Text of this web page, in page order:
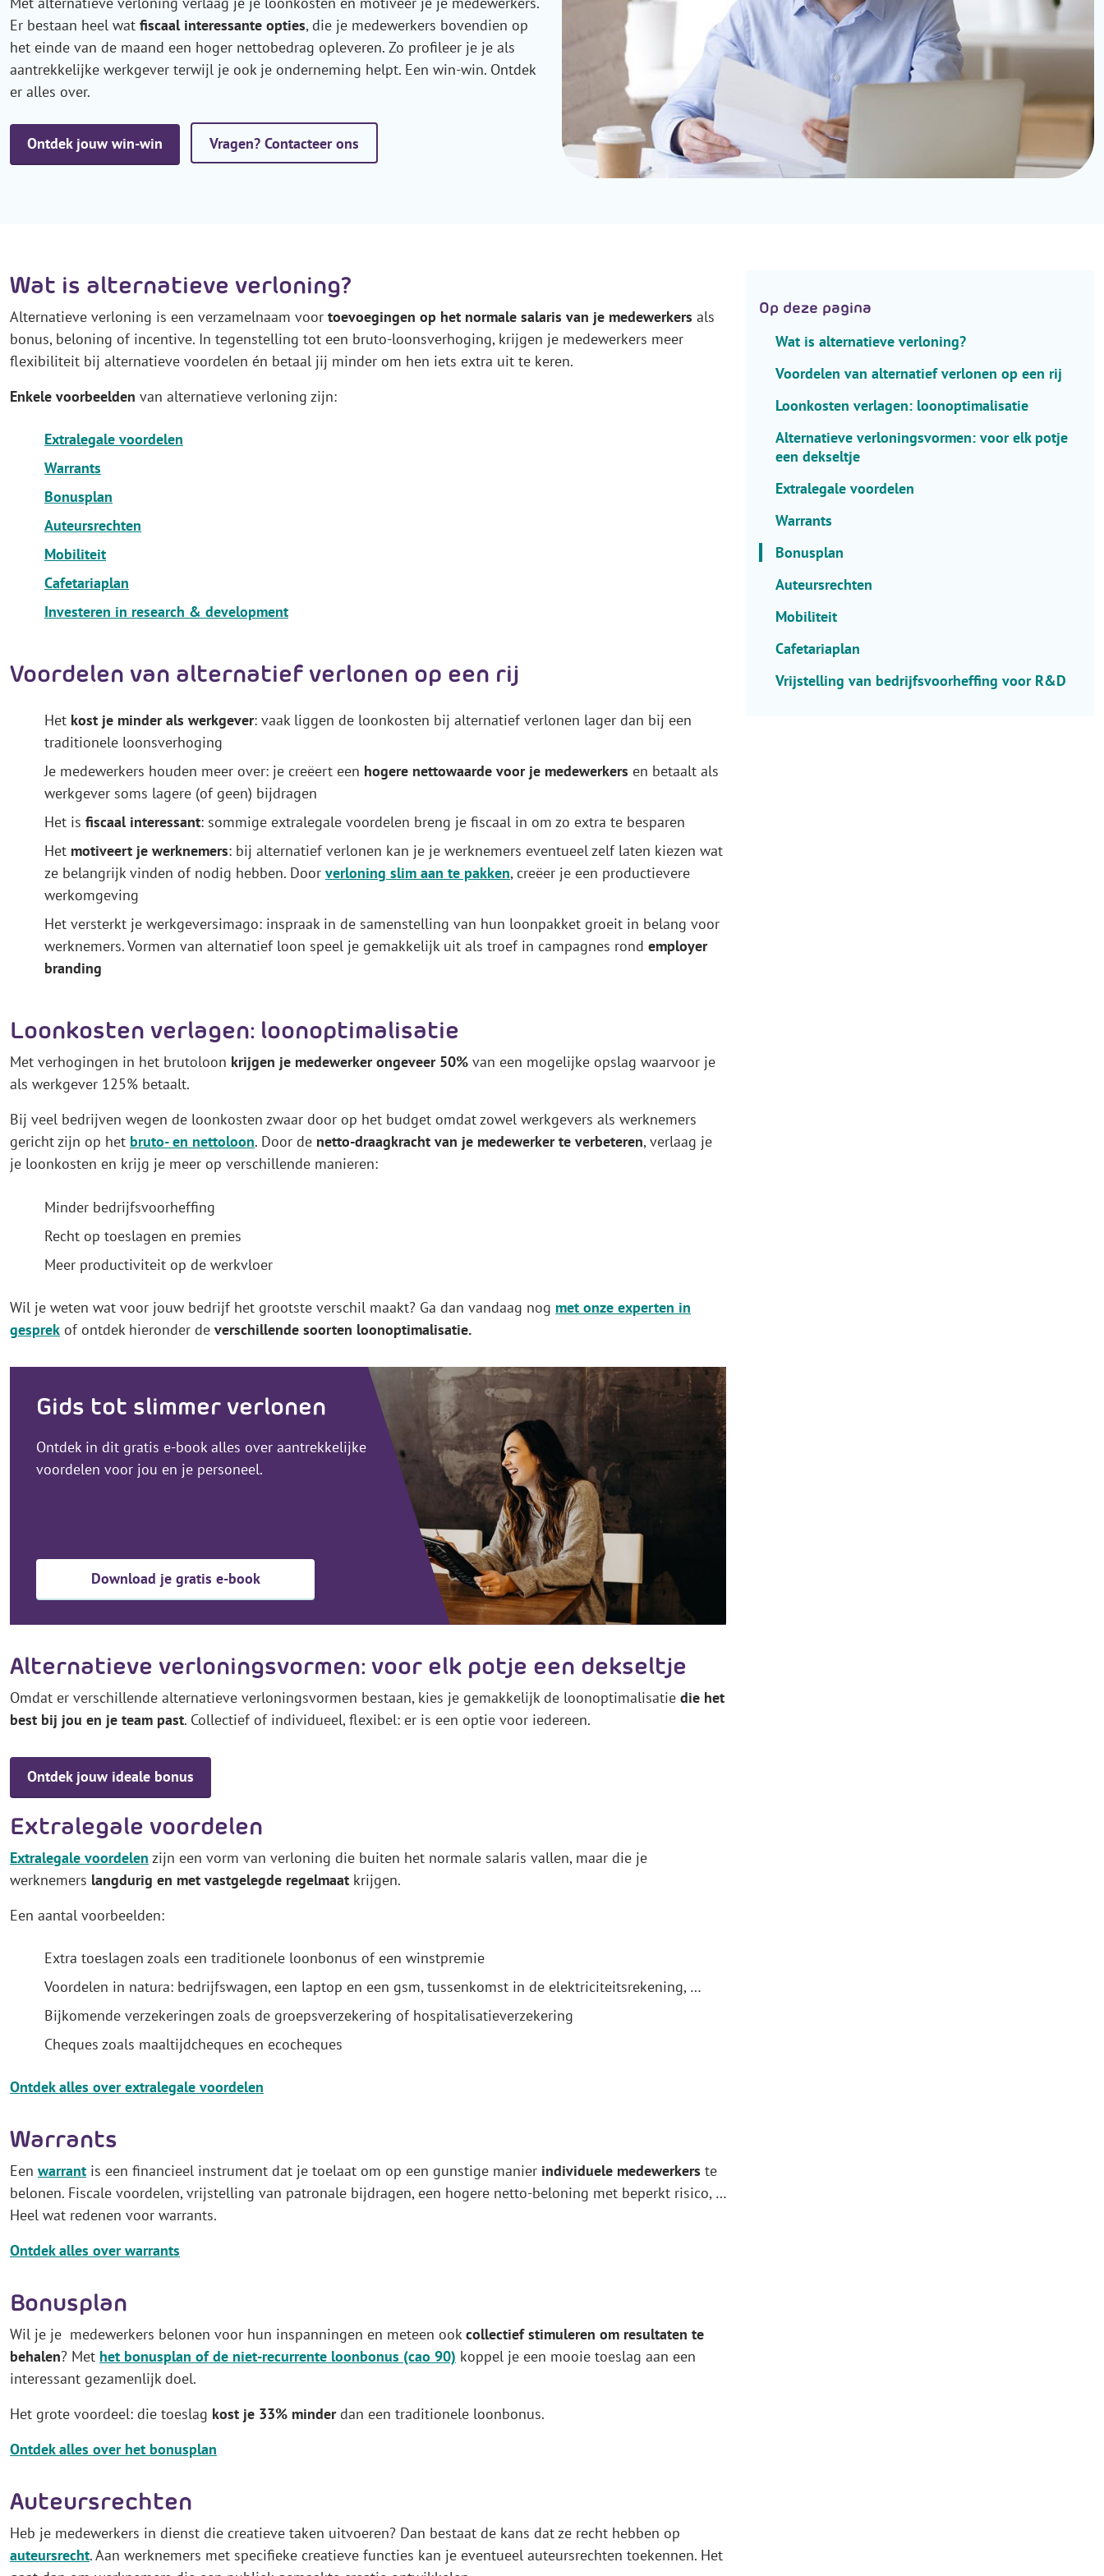
.
e
e
L
l
t
Er bestaan heel wat fiscaal interessante opties, die je medewerkers bovendien op
het einde van de maand een hoger nettobedrag opleveren. Zo profileer je je als
aantrekkelijke werkgever terwijl je ook je onderneming helpt. Een win-win. Ontdek
er alles over.
Ontdek jouw win-win Vragen? Contacteer ons
Wat is alternatieve verloning?
Alternatieve verloning is een verzamelnaam voor toevoegingen op het normale salaris van je medewerkers als
bonus, beloning of incentive. In tegenstelling tot een bruto-loonsverhoging, krijgen je medewerkers meer
flexibiliteit bij alternatieve voordelen én betaal jij minder om hen iets extra uit te keren.
Enkele voorbeelden van alternatieve verloning zijn:
Extralegale voordelen
Warrants
Bonusplan
Auteursrechten
Mobiliteit
Cafetariaplan
Investeren in research & development
Voordelen van alternatief verlonen op een rij
Het kost je minder als werkgever: vaak liggen de loonkosten bij alternatief verlonen lager dan bij een
traditionele loonsverhoging
Je medewerkers houden meer over: je creëert een hogere nettowaarde voor je medewerkers en betaalt als
werkgever soms lagere (of geen) bijdragen
Het is fiscaal interessant: sommige extralegale voordelen breng je fiscaal in om zo extra te besparen
Het motiveert je werknemers: bij alternatief verlonen kan je je werknemers eventueel zelf laten kiezen wat
ze belangrijk vinden of nodig hebben. Door verloning slim aan te pakken, creëer je een productievere
werkomgeving
Het versterkt je werkgeversimago: inspraak in de samenstelling van hun loonpakket groeit in belang voor
werknemers. Vormen van alternatief loon speel je gemakkelijk uit als troef in campagnes rond employer
branding
Loonkosten verlagen: loonoptimalisatie
Met verhogingen in het brutoloon krijgen je medewerker ongeveer 50% van een mogelijke opslag waarvoor je
als werkgever 125% betaalt.
Bij veel bedrijven wegen de loonkosten zwaar door op het budget omdat zowel werkgevers als werknemers
gericht zijn op het bruto- en nettoloon. Door de netto-draagkracht van je medewerker te verbeteren, verlaag je
je loonkosten en krijg je meer op verschillende manieren:
Minder bedrijfsvoorheffing
Recht op toeslagen en premies
Meer productiviteit op de werkvloer
Wil je weten wat voor jouw bedrijf het grootste verschil maakt? Ga dan vandaag nog met onze experten in
gesprek of ontdek hieronder de verschillende soorten loonoptimalisatie.
Gids tot slimmer verlonen
Ontdek in dit gratis e-book alles over aantrekkelijke
voordelen voor jou en je personeel.
Download je gratis e-book
Alternatieve verloningsvormen: voor elk potje een dekseltje
Omdat er verschillende alternatieve verloningsvormen bestaan, kies je gemakkelijk de loonoptimalisatie die het
best bij jou en je team past. Collectief of individueel, flexibel: er is een optie voor iedereen.
Ontdek jouw ideale bonus
Extralegale voordelen
Extralegale voordelen zijn een vorm van verloning die buiten het normale salaris vallen, maar die je
werknemers langdurig en met vastgelegde regelmaat krijgen.
Een aantal voorbeelden:
Extra toeslagen zoals een traditionele loonbonus of een winstpremie
Voordelen in natura: bedrijfswagen, een laptop en een gsm, tussenkomst in de elektriciteitsrekening, …
Bijkomende verzekeringen zoals de groepsverzekering of hospitalisatieverzekering
Cheques zoals maaltijdcheques en ecocheques
Ontdek alles over extralegale voordelen
Warrants
Een warrant is een financieel instrument dat je toelaat om op een gunstige manier individuele medewerkers te
belonen. Fiscale voordelen, vrijstelling van patronale bijdragen, een hogere netto-beloning met beperkt risico, …
Heel wat redenen voor warrants.
Ontdek alles over warrants
Bonusplan
Wil je je medewerkers belonen voor hun inspanningen en meteen ookcollectief stimuleren om resultaten te
behalen? Met het bonusplan of de niet-recurrente loonbonus (cao 90) koppel je een mooie toeslag aan een
interessant gezamenlijk doel.
Het grote voordeel: die toeslag kost je 33% minderdan een traditionele loonbonus.
Ontdek alles over het bonusplan
Auteursrechten
Heb je medewerkers in dienst die creatieve taken uitvoeren? Dan bestaat de kans dat ze recht hebben op
auteursrecht. Aan werknemers met specifieke creatieve functies kan je eventueel auteursrechten toekennen. Het
Op deze pagina
Wat is alternatieve verloning?
Voordelen van alternatief verlonen op een rij
Loonkosten verlagen: loonoptimalisatie
Alternatieve verloningsvormen: voor elk potje
een dekseltje
Extralegale voordelen
Warrants
Bonusplan
Auteursrechten
Mobiliteit
Cafetariaplan
Vrijstelling van bedrijfsvoorheffing voor R&D